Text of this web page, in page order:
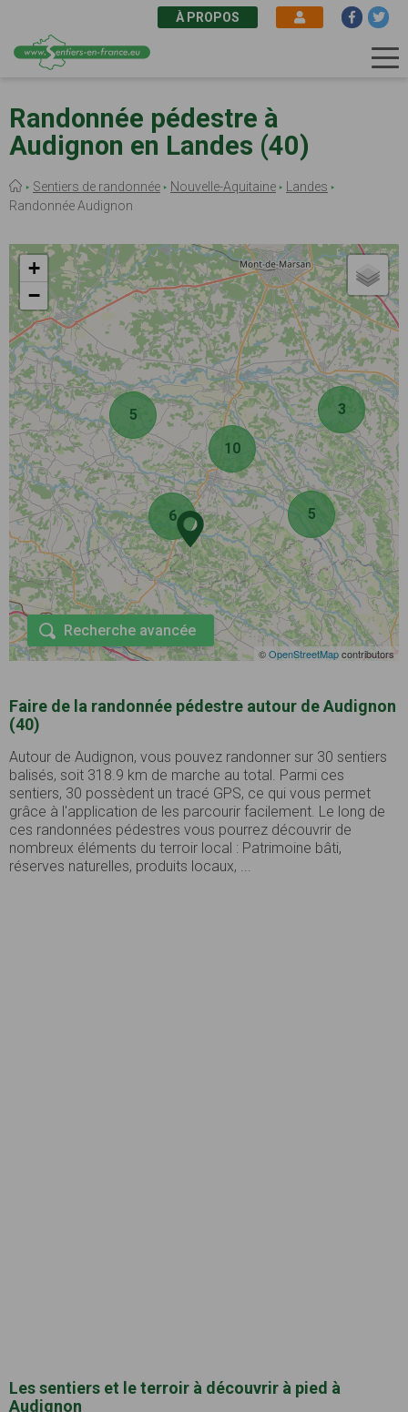
au
contenu
principal
À PROPOS
Randonnée pédestre à
Audignon en Landes (40)
Fil
d'Ariane
Sentiers de randonnée Nouvelle-Aquitaine
Landes
Randonnée Audignon
3
5
6
5
10
+
−
©OpenStreetMapcontributors
Recherche avancée
Faire de la randonnée pédestre autour de Audignon
(40)
Autour de Audignon, vous pouvez randonner sur 30 sentiers
balisés, soit 318.9 km de marche au total. Parmi ces
sentiers, 30 possèdent un tracé GPS, ce qui vous permet
grâce à l'application de les parcourir facilement. Le long de
ces randonnées pédestres vous pourrez découvrir de
nombreux éléments du terroir local : Patrimoine bâti,
réserves naturelles, produits locaux, ...
Les sentiers et le terroir à découvrir à pied à
Audignon